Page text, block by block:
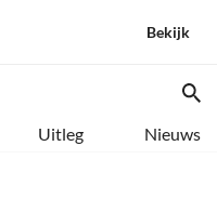
Bekijk
Uitleg Nieuws